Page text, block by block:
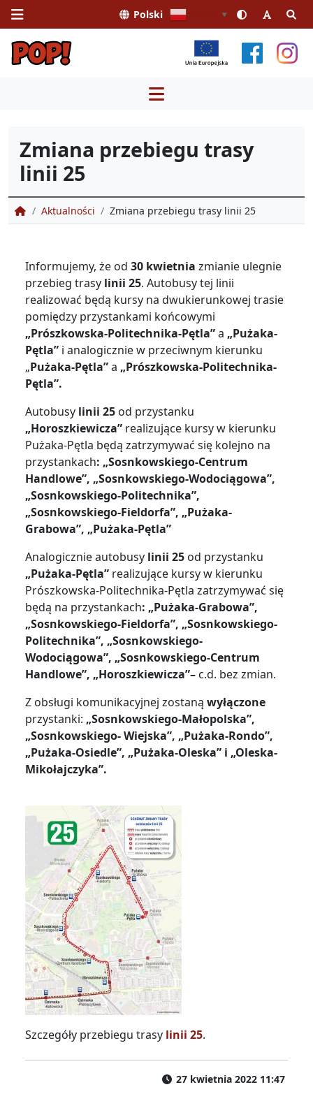
Polski ▼
treści
Zmiana przebiegu trasy
linii 25
Portal Obsługi Pasażera
Aktualności Zmiana przebiegu trasy linii 25
Informujemy, że od 30 kwietnia zmianie ulegnie
przebieg trasy linii 25. Autobusy tej linii
realizować będą kursy na dwukierunkowej trasie
pomiędzy przystankami końcowymi
„Prószkowska-Politechnika-Pętla”a „Pużaka-
Pętla” i analogicznie w przeciwnym kierunku
„Pużaka-Pętla”a „Prószkowska-Politechnika-
Pętla”.
Autobusy linii 25 od przystanku
„Horoszkiewicza” realizujące kursy w kierunku
Pużaka-Pętla będą zatrzymywać się kolejno na
przystankach: „Sosnkowskiego-Centrum
Handlowe”, „Sosnkowskiego-Wodociągowa”,
„Sosnkowskiego-Politechnika”,
„Sosnkowskiego-Fieldorfa”, „Pużaka-
Grabowa”, „Pużaka-Pętla”
Analogicznie autobusy linii 25 od przystanku
„Pużaka-Pętla” realizujące kursy w kierunku
Prószkowska-Politechnika-Pętla zatrzymywać się
będą na przystankach: „Pużaka-Grabowa”,
„Sosnkowskiego-Fieldorfa”, „Sosnkowskiego-
Politechnika”, „Sosnkowskiego-
Wodociągowa”, „Sosnkowskiego-Centrum
Handlowe”, „Horoszkiewicza”– c.d. bez zmian.
Z obsługi komunikacyjnej zostaną wyłączone
przystanki: „Sosnkowskiego-Małopolska”,
„Sosnkowskiego- Wiejska”, „Pużaka-Rondo”,
„Pużaka-Osiedle”, „Pużaka-Oleska” i „Oleska-
Mikołajczyka”.
Szczegóły przebiegu trasy linii 25.
27 kwietnia 2022 11:47